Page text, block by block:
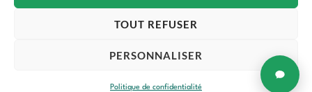
TOUT REFUSER
PERSONNALISER
Politique de confidentialité